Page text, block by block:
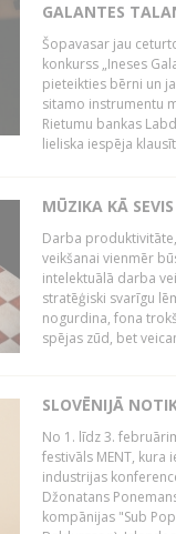
GALANTES
Šopavasar jau
konkurss „Ineses
pieteikties bērni un
sitamo instrumentu
Rietumu bankas
lieliska iespēja
MŪZIKA KĀ
Darba
veikšanai vienmēr
intelektuālā darba
stratēģiski svarīgu
nogurdina, fona
spējas zūd, bet
SLOVĒNIJĀ
No 1. līdz 3.
festivāls MENT, kura
industrijas
Džonatans
kompānijas "Sub